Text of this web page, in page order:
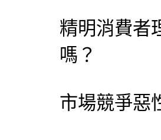
精明消費者
嗎？
市場競爭惡